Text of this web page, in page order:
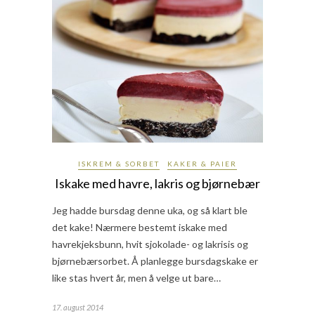
ISKREM & SORBET KAKER & PAIER
Iskake med havre, lakris og bjørnebær
Jeg hadde bursdag denne uka, og så klart ble
det kake! Nærmere bestemt iskake med
havrekjeksbunn, hvit sjokolade- og lakrisis og
bjørnebærsorbet. Å planlegge bursdagskake er
like stas hvert år, men å velge ut bare…
17. august 2014